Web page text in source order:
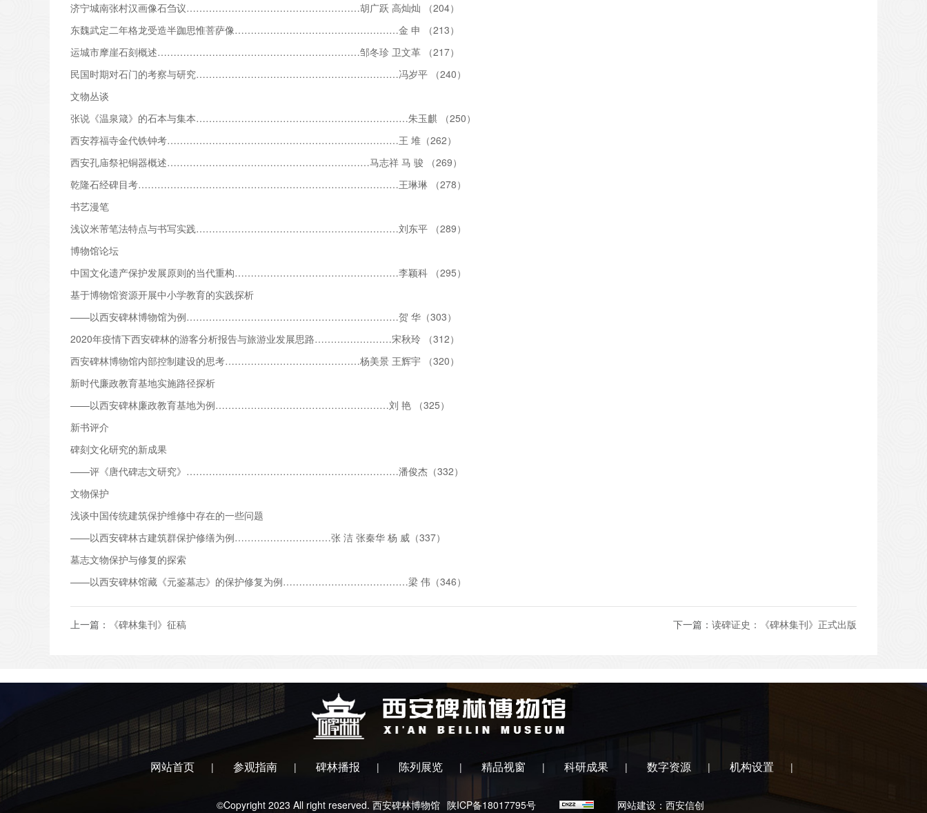
济宁城南张村汉画像石刍议………………………………………………胡广跃 高灿灿 （204）
东魏武定二年格龙受造半跏思惟菩萨像……………………………………………金 申 （213）
运城市摩崖石刻概述………………………………………………………邹冬珍 卫文革 （217）
民国时期对石门的考察与研究………………………………………………………冯岁平 （240）
文物丛谈
张说《温泉箴》的石本与集本…………………………………………………………朱玉麒 （250）
西安荐福寺金代铁钟考………………………………………………………………王 堆（262）
西安孔庙祭祀铜器概述………………………………………………………马志祥 马 骏 （269）
乾隆石经碑目考………………………………………………………………………王琳琳 （278）
书艺漫笔
浅议米芾笔法特点与书写实践………………………………………………………刘东平 （289）
博物馆论坛
中国文化遗产保护发展原则的当代重构……………………………………………李颖科 （295）
基于博物馆资源开展中小学教育的实践探析
——以西安碑林博物馆为例…………………………………………………………贺 华（303）
2020年疫情下西安碑林的游客分析报告与旅游业发展思路……………………宋秋玲 （312）
西安碑林博物馆内部控制建设的思考……………………………………杨美景 王辉宇 （320）
新时代廉政教育基地实施路径探析
——以西安碑林廉政教育基地为例………………………………………………刘 艳 （325）
新书评介
碑刻文化研究的新成果
——评《唐代碑志文研究》…………………………………………………………潘俊杰（332）
文物保护
浅谈中国传统建筑保护维修中存在的一些问题
——以西安碑林古建筑群保护修缮为例…………………………张 洁 张秦华 杨 威（337）
墓志文物保护与修复的探索
——以西安碑林馆藏《元鉴墓志》的保护修复为例…………………………………梁 伟（346）
上一篇： 《碑林集刊》征稿 下一篇： 读碑证史：《碑林集刊》正式出版
网站首页 | 参观指南 | 碑林播报 | 陈列展览 | 精品视窗 | 科研成果 | 数字资源 | 机构设置 |
©Copyright 2023 All right reserved. 西安碑林博物馆 陕ICP备18017795号 网站建设：西安信创